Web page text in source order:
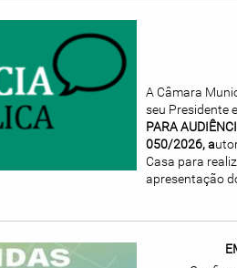
A Câmara
seu Presidente
PARA
050/2026, a
Casa para
apresentação